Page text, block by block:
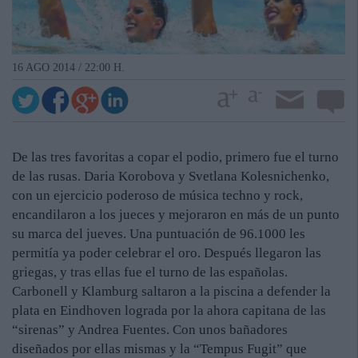
16 AGO 2014 / 22:00 H.
De las tres favoritas a copar el podio, primero fue el turno
de las rusas. Daria Korobova y Svetlana Kolesnichenko,
con un ejercicio poderoso de música techno y rock,
encandilaron a los jueces y mejoraron en más de un punto
su marca del jueves. Una puntuación de 96.1000 les
permitía ya poder celebrar el oro. Después llegaron las
griegas, y tras ellas fue el turno de las españolas.
Carbonell y Klamburg saltaron a la piscina a defender la
plata en Eindhoven lograda por la ahora capitana de las
“sirenas” y Andrea Fuentes. Con unos bañadores
diseñados por ellas mismas y la “Tempus Fugit” que